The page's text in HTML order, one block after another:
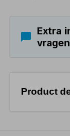
Extra
Product